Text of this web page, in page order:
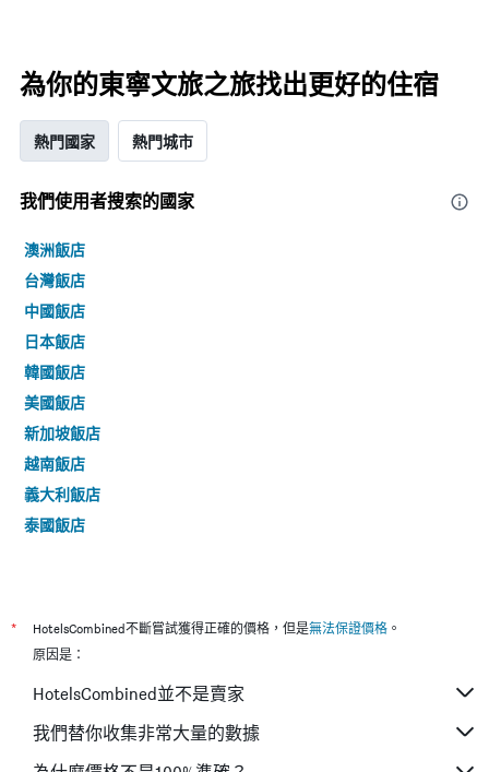
為你的東寧文旅之旅找出更好的住宿
熱門國家 熱門城市
我們使用者搜索的國家
澳洲飯店
台灣飯店
中國飯店
日本飯店
韓國飯店
美國飯店
新加坡飯店
越南飯店
義大利飯店
泰國飯店
* HotelsCombined不斷嘗試獲得正確的價格，但是無法保證價格 。
原因是：
HotelsCombined並不是賣家
我們替你收集非常大量的數據